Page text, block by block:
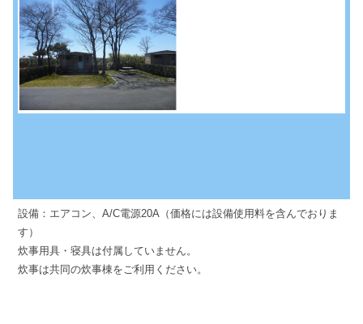
設備：エアコン、A/C電源20A（価格には設備使用料を含んでおりま
す）
炊事用具・寝具は付属していません。
炊事は共同の炊事棟をご利用ください。